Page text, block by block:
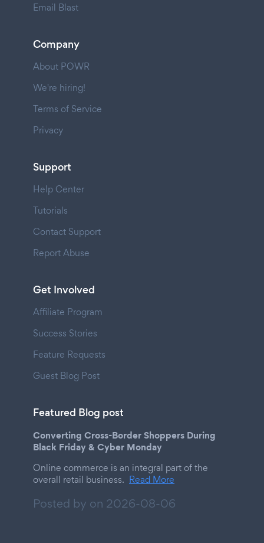
Email Blast
Company
About POWR
We're hiring!
Terms of Service
Privacy
Support
Help Center
Tutorials
Contact Support
Report Abuse
Get Involved
Affiliate Program
Success Stories
Feature Requests
Guest Blog Post
Featured Blog post
Converting Cross-Border Shoppers During
Black Friday & Cyber Monday
Online commerce is an integral part of the
overall retail business. Read More
Posted by on 2026-08-06